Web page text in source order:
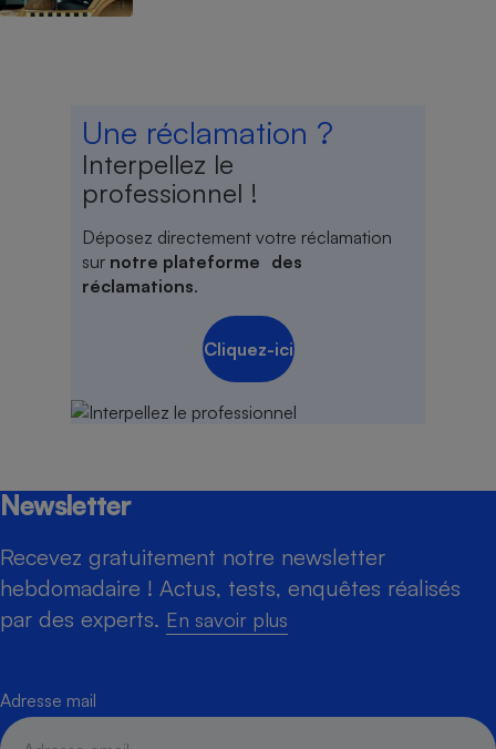
Une réclamation ?
Interpellez le
professionnel !
Déposez directement votre réclamation
sur notre plateforme des
réclamations.
Cliquez-ici
Newsletter
Recevez gratuitement notre newsletter
hebdomadaire ! Actus, tests, enquêtes réalisés
par des experts. En savoir plus
Adresse mail